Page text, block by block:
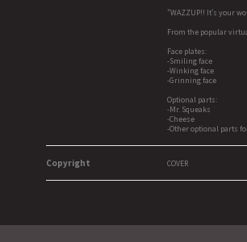
"WAZZUP!! It's your
From the popular
Face plates:
-Smiling face
-Winking face
-Grinning face
Optional parts:
-Mr. Squeaks
-Cheese
-Other optional parts
Copyright COVER